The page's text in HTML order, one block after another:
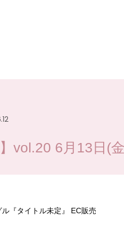
vol.20 6月13日(
『タイトル未定』 EC販売